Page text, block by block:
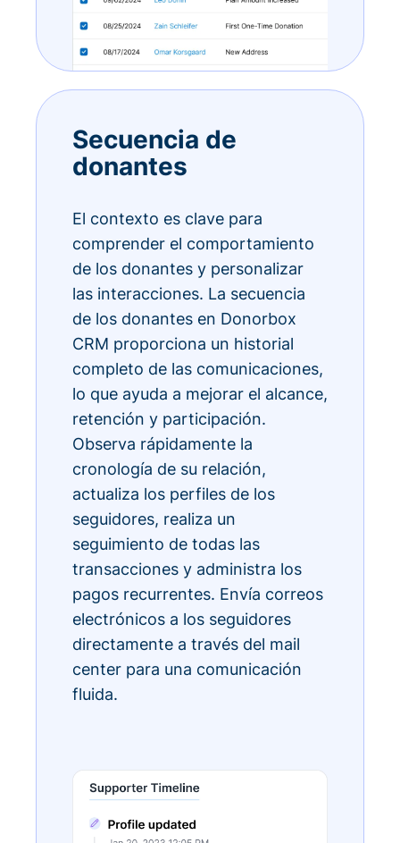
Secuencia de
donantes
El contexto es clave para
comprender el comportamiento
de los donantes y personalizar
las interacciones. La secuencia
de los donantes en Donorbox
CRM proporciona un historial
completo de las comunicaciones,
lo que ayuda a mejorar el alcance,
retención y participación.
Observa rápidamente la
cronología de su relación,
actualiza los perfiles de los
seguidores, realiza un
seguimiento de todas las
transacciones y administra los
pagos recurrentes. Envía correos
electrónicos a los seguidores
directamente a través del mail
center para una comunicación
fluida.